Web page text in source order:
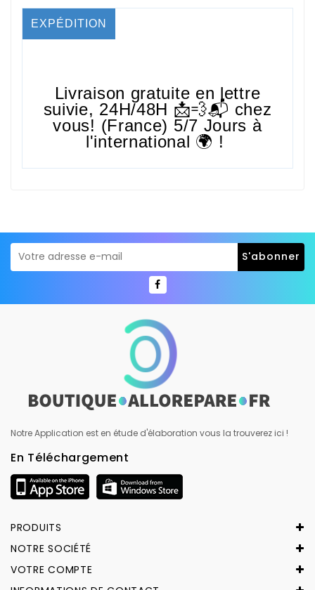
EXPÉDITION
Livraison gratuite en lettre
suivie, 24H/48H 📩💨📬 chez
vous! (France) 5/7 Jours à
l'international 🌍 !
Notre Application est en étude d'élaboration vous la trouverez ici !
En Téléchargement
PRODUITS
NOTRE SOCIÉTÉ
VOTRE COMPTE